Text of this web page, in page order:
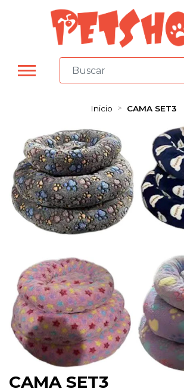
Inicio CAMA SET3
CAMA SET3